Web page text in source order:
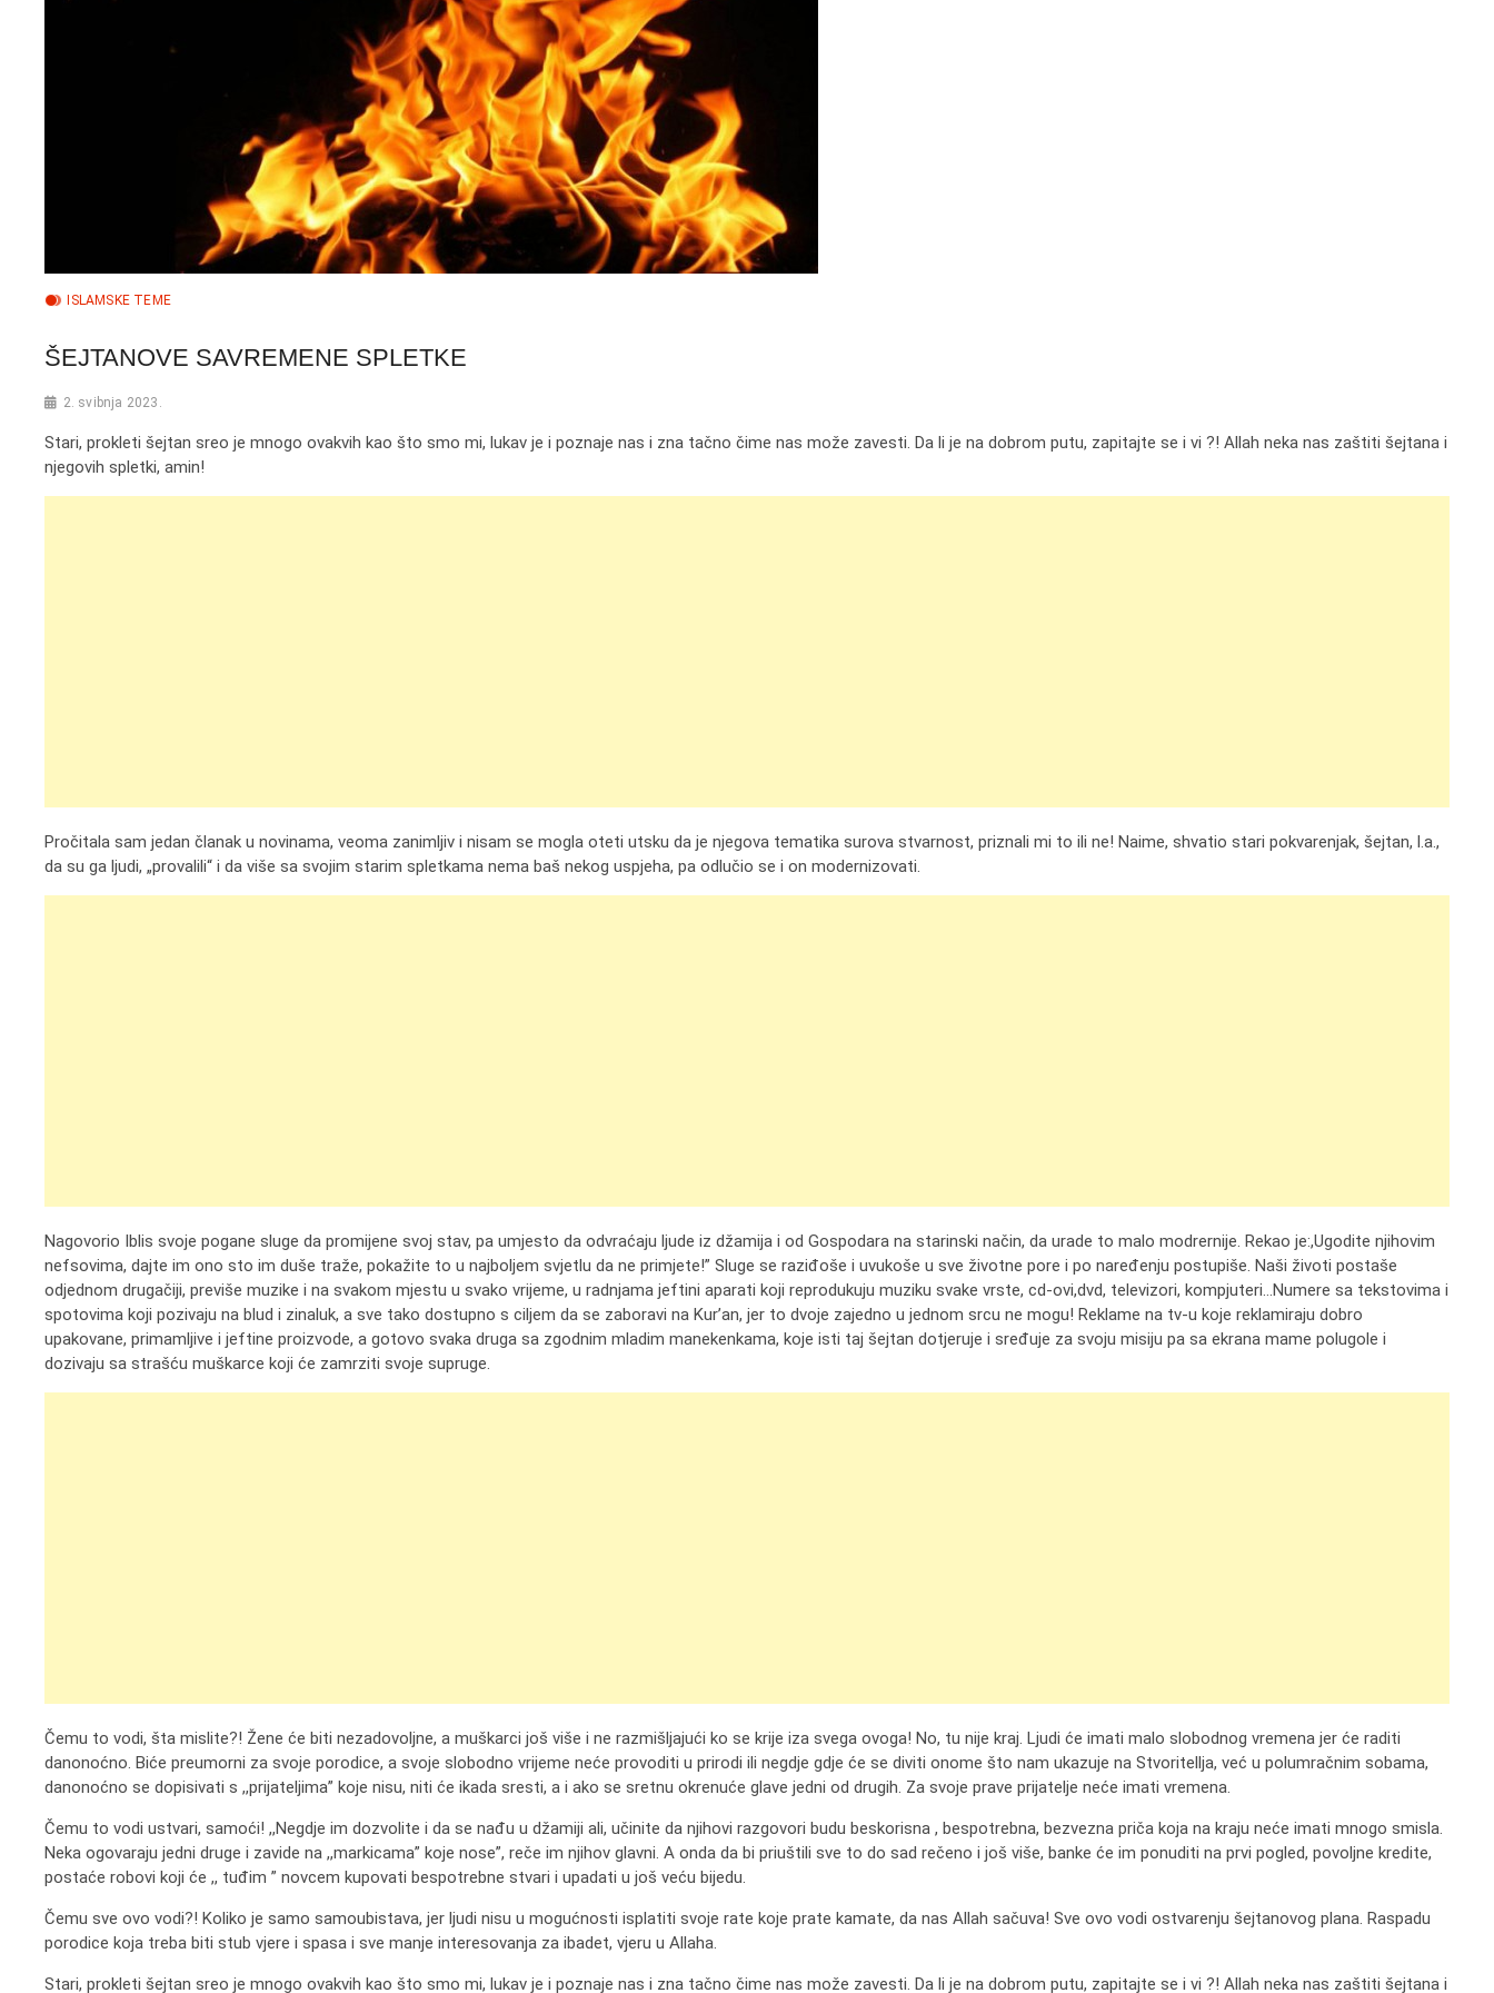
ISLAMSKE TEME
ŠEJTANOVE SAVREMENE SPLETKE
2. svibnja 2023.
Stari, prokleti šejtan sreo je mnogo ovakvih kao što smo mi, lukav je i poznaje nas i zna tačno čime nas može zavesti. Da li je na dobrom putu, zapitajte se i vi ?! Allah neka nas zaštiti šejtana i
njegovih spletki, amin!
Pročitala sam jedan članak u novinama, veoma zanimljiv i nisam se mogla oteti utsku da je njegova tematika surova stvarnost, priznali mi to ili ne! Naime, shvatio stari pokvarenjak, šejtan, l.a.,
da su ga ljudi, „provalili“ i da više sa svojim starim spletkama nema baš nekog uspjeha, pa odlučio se i on modernizovati.
Nagovorio Iblis svoje pogane sluge da promijene svoj stav, pa umjesto da odvraćaju ljude iz džamija i od Gospodara na starinski način, da urade to malo modrernije. Rekao je:,Ugodite njihovim
nefsovima, dajte im ono sto im duše traže, pokažite to u najboljem svjetlu da ne primjete!” Sluge se raziđoše i uvukoše u sve životne pore i po naređenju postupiše. Naši životi postaše
odjednom drugačiji, previše muzike i na svakom mjestu u svako vrijeme, u radnjama jeftini aparati koji reprodukuju muziku svake vrste, cd-ovi,dvd, televizori, kompjuteri…Numere sa tekstovima i
spotovima koji pozivaju na blud i zinaluk, a sve tako dostupno s ciljem da se zaboravi na Kur’an, jer to dvoje zajedno u jednom srcu ne mogu! Reklame na tv-u koje reklamiraju dobro
upakovane, primamljive i jeftine proizvode, a gotovo svaka druga sa zgodnim mladim manekenkama, koje isti taj šejtan dotjeruje i sređuje za svoju misiju pa sa ekrana mame polugole i
dozivaju sa strašću muškarce koji će zamrziti svoje supruge.
Čemu to vodi, šta mislite?! Žene će biti nezadovoljne, a muškarci još više i ne razmišljajući ko se krije iza svega ovoga! No, tu nije kraj. Ljudi će imati malo slobodnog vremena jer će raditi
danonoćno. Biće preumorni za svoje porodice, a svoje slobodno vrijeme neće provoditi u prirodi ili negdje gdje će se diviti onome što nam ukazuje na Stvoritellja, već u polumračnim sobama,
danonoćno se dopisivati s ,,prijateljima” koje nisu, niti će ikada sresti, a i ako se sretnu okrenuće glave jedni od drugih. Za svoje prave prijatelje neće imati vremena.
Čemu to vodi ustvari, samoći! ,,Negdje im dozvolite i da se nađu u džamiji ali, učinite da njihovi razgovori budu beskorisna , bespotrebna, bezvezna priča koja na kraju neće imati mnogo smisla.
Neka ogovaraju jedni druge i zavide na ,,markicama” koje nose”, reče im njihov glavni. A onda da bi priuštili sve to do sad rečeno i još više, banke će im ponuditi na prvi pogled, povoljne kredite,
postaće robovi koji će ,, tuđim ” novcem kupovati bespotrebne stvari i upadati u još veću bijedu.
Čemu sve ovo vodi?! Koliko je samo samoubistava, jer ljudi nisu u mogućnosti isplatiti svoje rate koje prate kamate, da nas Allah sačuva! Sve ovo vodi ostvarenju šejtanovog plana. Raspadu
porodice koja treba biti stub vjere i spasa i sve manje interesovanja za ibadet, vjeru u Allaha.
Stari, prokleti šejtan sreo je mnogo ovakvih kao što smo mi, lukav je i poznaje nas i zna tačno čime nas može zavesti. Da li je na dobrom putu, zapitajte se i vi ?! Allah neka nas zaštiti šejtana i